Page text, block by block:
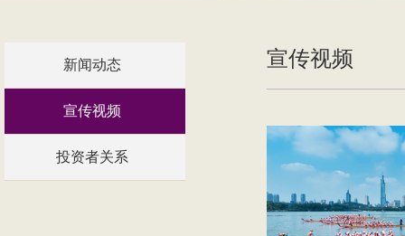
新闻动态
宣传视频
投资者关系
宣传视频